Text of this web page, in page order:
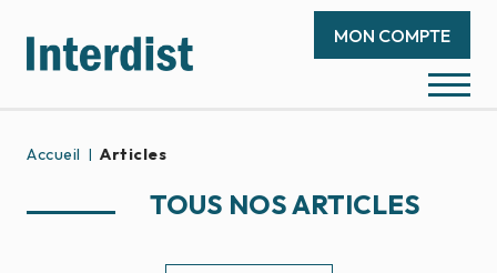
MON COMPTE
Accueil Articles
TOUS NOS ARTICLES